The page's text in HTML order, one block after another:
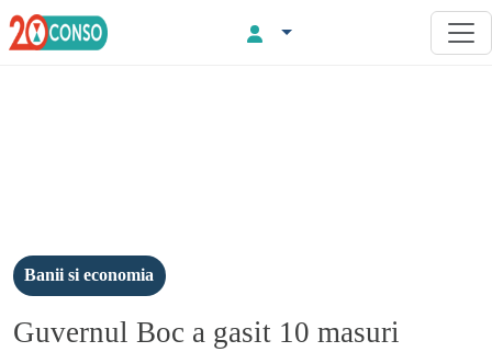
Banii si economia
Guvernul Boc a gasit 10 masuri